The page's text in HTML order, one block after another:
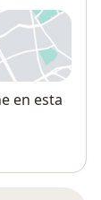
en esta